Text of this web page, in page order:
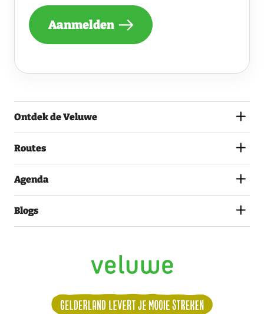
EEN
ONTVANGEN
EN
HET
Aanmelden
Ontdek de Veluwe
Routes
Agenda
Blogs